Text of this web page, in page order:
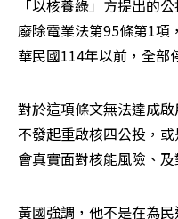
「以核養綠」方提出的
廢除電業法第95條第1項
華民國114年以前，全部
對於這項條文無法達成
不發起重啟核四公投，
會真實面對核能風險、及
黃國強調，他不是在為